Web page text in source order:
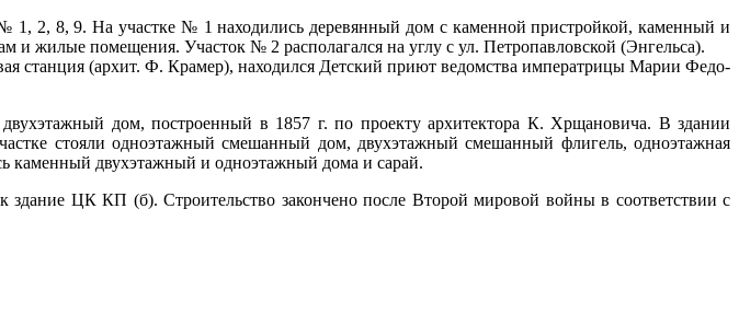
2, 8, 9. На участке № 1 находились деревянный дом с каменной пристройкой, каменный и
жилые помещения. Участок № 2 располагался на углу с ул. Петропавловской (Энгельса).
станция (архит. Ф. Крамер), находился Детский приют ведомства императрицы Марии Федо-
дом, построенный в 1857 г. по проекту архитектора К. Хрщановича. В здании
стояли одноэтажный смешанный дом, двухэтажный смешанный флигель, одноэтажная
каменный двухэтажный и одноэтажный дома и сарай.
ЦК КП (б). Строительство закончено после Второй мировой войны в соответствии с